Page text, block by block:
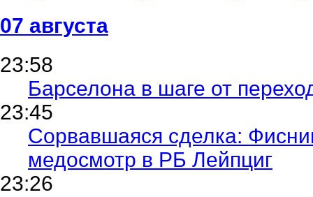
07 августа
23:58
Барселона в шаге от
23:45
Сорвавшаяся сделка:
медосмотр в РБ Лейпциг
23:26